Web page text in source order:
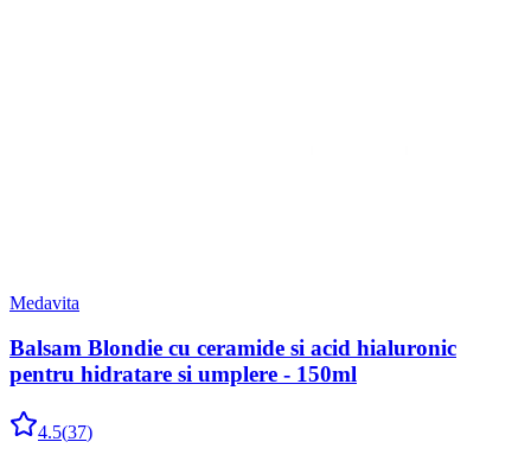
Medavita
Balsam Blondie cu ceramide si acid hialuronic
pentru hidratare si umplere - 150ml
4.5(37)